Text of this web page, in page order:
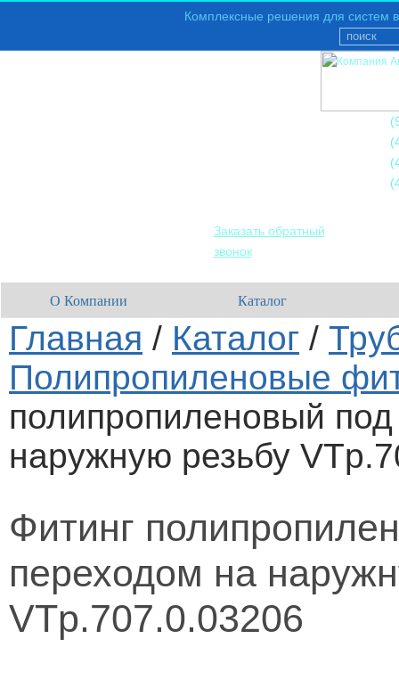
Комплексные решения для систем
Заказать обратный
звонок
О Компании Каталог
Главная / Каталог /
Полипропиленовые
полипропиленовый
наружную резьбу
Фитинг
переходом на
VTp.707.0.03206